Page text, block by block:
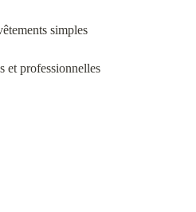
simples
et professionnelles